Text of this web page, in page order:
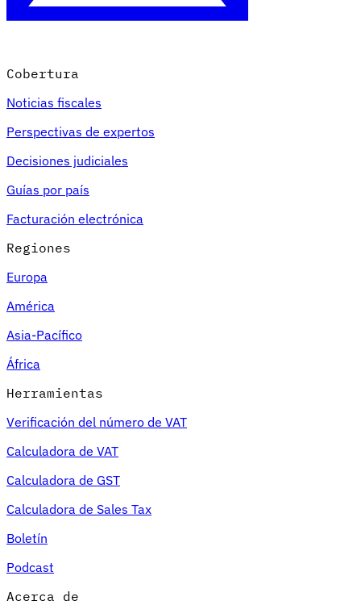
Cobertura
Noticias fiscales
Perspectivas de expertos
Decisiones judiciales
Guías por país
Facturación electrónica
Regiones
Europa
América
Asia-Pacífico
África
Herramientas
Verificación del número de VAT
Calculadora de VAT
Calculadora de GST
Calculadora de Sales Tax
Boletín
Podcast
Acerca de